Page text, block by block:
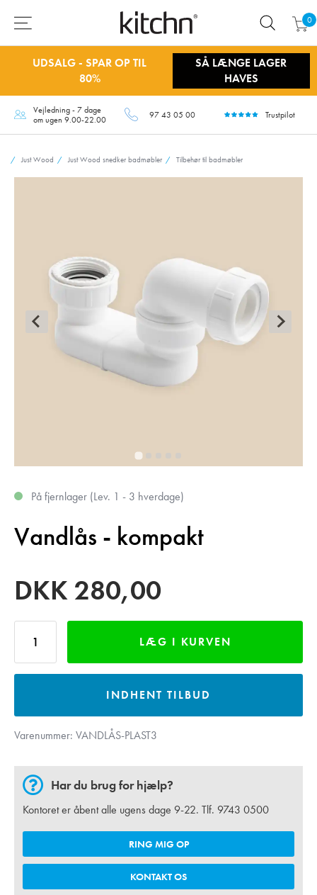
0
UDSALG - SPAR OP TIL
80%
SÅ LÆNGE LAGER
HAVES
Vejledning - 7 dage
om ugen 9.00-22.00
97 43 05 00 Trustpilot
Just Wood Just Wood snedker badmøbler Tilbehør til badmøbler
På fjernlager (Lev. 1 - 3 hverdage)
Vandlås - kompakt
DKK 280,00
LÆG I KURVEN
INDHENT TILBUD
Varenummer: VANDLÅS-PLAST3
Har du brug for hjælp?
Kontoret er åbent alle ugens dage 9-22. Tlf. 9743 0500
RING MIG OP
KONTAKT OS